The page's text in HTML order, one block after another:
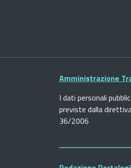
Amministrazione
I dati personali
previste dalla
36/2006